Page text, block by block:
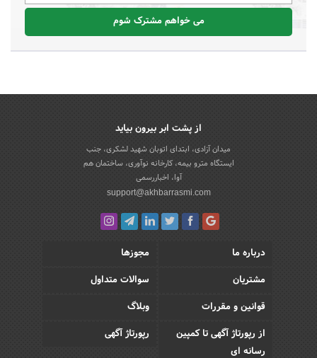
می خواهم مشترک شوم
از پشت ابر بیرون بیاید
میدان آزادی، ابتدای اتوبان شهید لشکری، جنب
ایستگاه مترو بیمه، کارخانه نوآوری، ساختمان هم
آوا، اخباررسمی
support@akhbarrasmi.com
درباره ما
مجوزها
مشتریان
سوالات متداول
قوانین و مقررات
وبلاگ
از رپورتاژ آگهی تا کمپین
رسانه ای
رپورتاژ آگهی